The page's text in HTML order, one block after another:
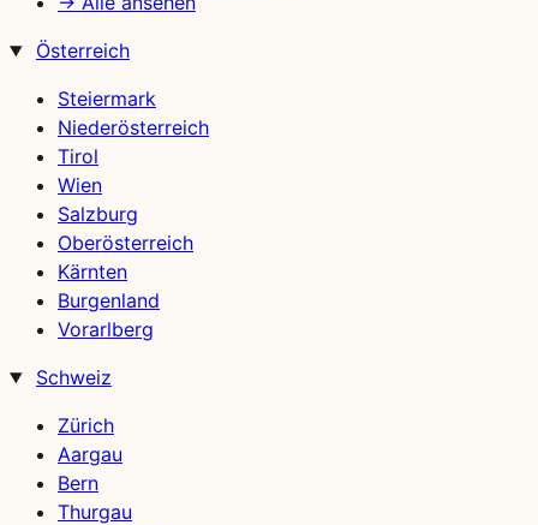
Österreich
Steiermark
Niederösterreich
Tirol
Wien
Salzburg
Oberösterreich
Kärnten
Burgenland
Vorarlberg
Schweiz
Zürich
Aargau
Bern
Thurgau